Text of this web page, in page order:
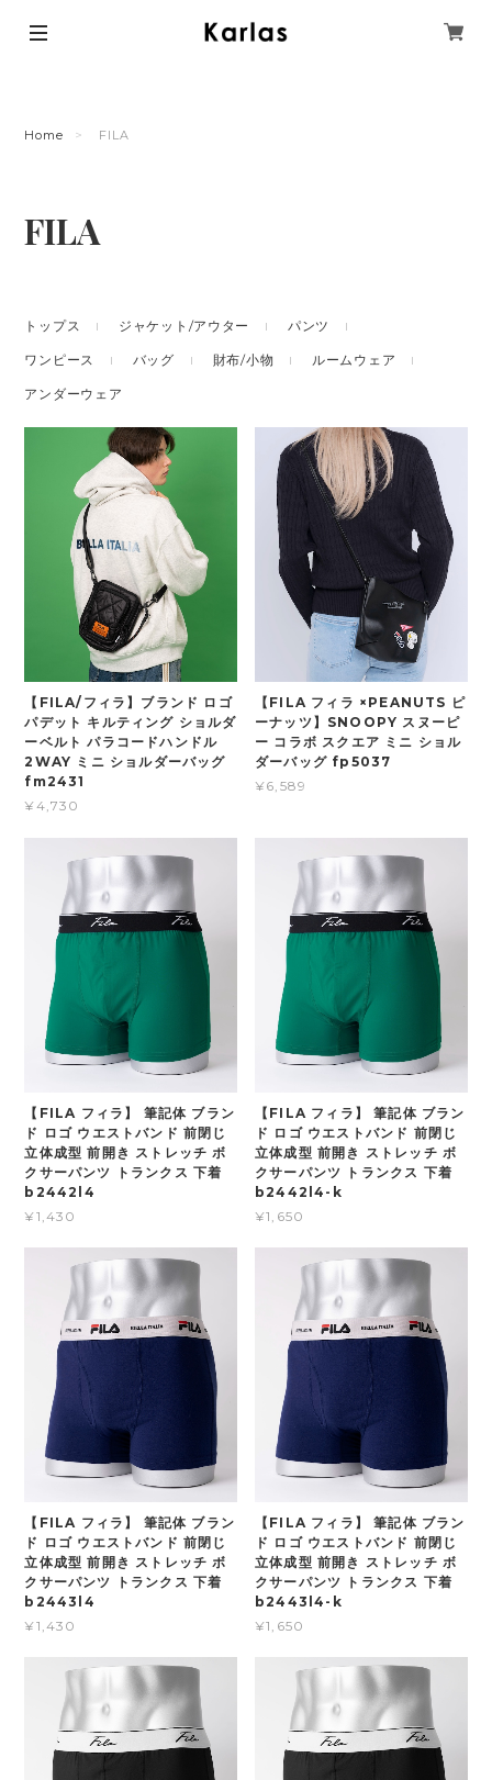
Home FILA
FILA
トップス ジャケット/アウター パンツ
ワンピース バッグ 財布/小物 ルームウェア
アンダーウェア
【FILA/フィラ】ブランド ロゴ
パデット キルティング ショルダ
ーベルト パラコードハンドル
2WAY ミニ ショルダーバッグ
fm2431
¥4,730
【FILA フィラ ×PEANUTS ピ
ーナッツ】SNOOPY スヌーピ
ー コラボ スクエア ミニ ショル
ダーバッグ fp5037
¥6,589
【FILA フィラ】 筆記体 ブラン
ド ロゴ ウエストバンド 前閉じ
立体成型 前開き ストレッチ ボ
クサーパンツ トランクス 下着
b2442l4
¥1,430
【FILA フィラ】 筆記体 ブラン
ド ロゴ ウエストバンド 前閉じ
立体成型 前開き ストレッチ ボ
クサーパンツ トランクス 下着
b2442l4-k
¥1,650
【FILA フィラ】 筆記体 ブラン
ド ロゴ ウエストバンド 前閉じ
立体成型 前開き ストレッチ ボ
クサーパンツ トランクス 下着
b2443l4
¥1,430
【FILA フィラ】 筆記体 ブラン
ド ロゴ ウエストバンド 前閉じ
立体成型 前開き ストレッチ ボ
クサーパンツ トランクス 下着
b2443l4-k
¥1,650